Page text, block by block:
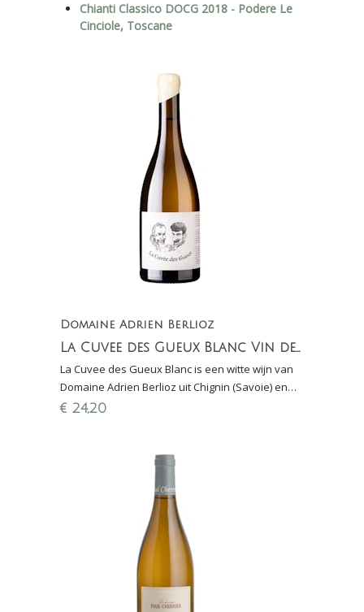
Chianti Classico DOCG 2018 - Podere Le
Cinciole, Toscane
Domaine Adrien Berlioz
La Cuvee des Gueux Blanc Vin de Savoie Chignin
La Cuvee des Gueux Blanc is een witte wijn van
Domaine Adrien Berlioz uit Chignin (Savoie) en
gemaakt van 100 % Jacquère. Fris en
€ 24,20